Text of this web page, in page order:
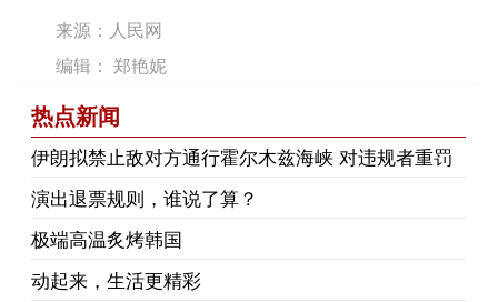
来源：人民网
编辑： 郑艳妮
热点新闻
伊朗拟禁止敌对方通行霍尔木兹海峡 对违规者重罚
演出退票规则，谁说了算？
极端高温炙烤韩国
动起来，生活更精彩